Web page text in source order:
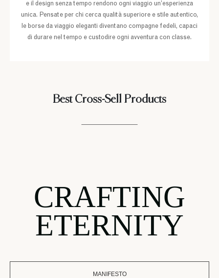
e il design senza tempo rendono ogni viaggio un’esperienza
unica. Pensate per chi cerca qualità superiore e stile autentico,
le borse da viaggio eleganti diventano compagne fedeli, capaci
di durare nel tempo e custodire ogni avventura con classe.
Best Cross-Sell Products
CRAFTING
ETERNITY
MANIFESTO